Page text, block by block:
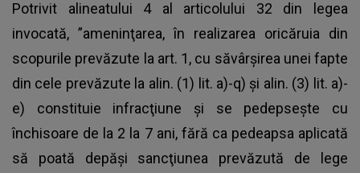
Potrivit alineatului 4 al articolului 32 din legea
invocată, ”ameninţarea, în realizarea oricăruia din
scopurile prevăzute la art. 1, cu săvârşirea unei fapte
din cele prevăzute la alin. (1) lit. a)-q) şi alin. (3) lit. a)-
e) constituie infracţiune şi se pedepseşte cu
închisoare de la 2 la 7 ani, fără ca pedeapsa aplicată
să poată depăşi sancţiunea prevăzută de lege